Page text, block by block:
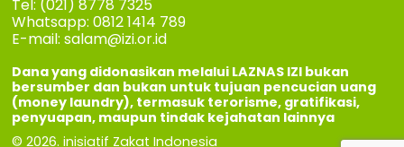
Tel: (021) 8778 7325
Whatsapp: 0812 1414 789
E-mail:salam@izi.or.id
Dana yang didonasikan melalui LAZNAS IZI bukan
bersumber dan bukan untuk tujuan pencucian uang
(money laundry), termasuk terorisme, gratifikasi,
penyuapan, maupun tindak kejahatan lainnya
© 2026. inisiatif Zakat Indonesia